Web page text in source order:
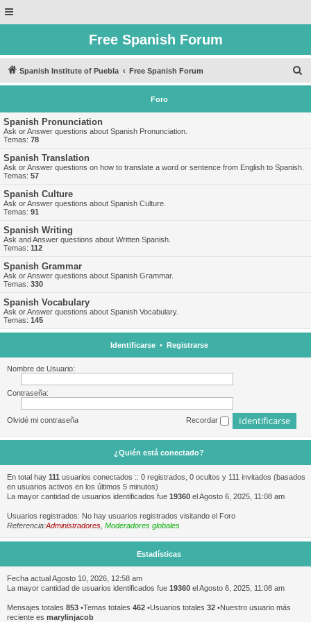
Free Spanish Forum
Spanish Institute of Puebla Free Spanish Forum
u
Foro
Spanish Pronunciation
Ask or Answer questions about Spanish Pronunciation.
Temas: 78
Spanish Translation
Ask or Answer questions on how to translate a word or sentence from English to Spanish.
Temas: 57
Spanish Culture
Ask or Answer questions about Spanish Culture.
Temas: 91
Spanish Writing
Ask and Answer questions about Written Spanish.
Temas: 112
Spanish Grammar
Ask or Answer questions about Spanish Grammar.
Temas: 330
Spanish Vocabulary
Ask or Answer questions about Spanish Vocabulary.
Temas: 145
Identificarse• Registrarse
Nombre de Usuario:
Contraseña:
Olvidé mi contraseña Recordar
¿Quién está conectado?
En total hay 111 usuarios conectados :: 0 registrados, 0 ocultos y 111 invitados (basados
en usuarios activos en los últimos 5 minutos)
La mayor cantidad de usuarios identificados fue 19360 el Agosto 6, 2025, 11:08 am
Usuarios registrados: No hay usuarios registrados visitando el Foro
Referencia:Administradores Moderadores globales
Estadísticas
Fecha actual Agosto 10, 2026, 12:58 am
La mayor cantidad de usuarios identificados fue 19360 el Agosto 6, 2025, 11:08 am
Mensajes totales 853 •Temas totales 462 •Usuarios totales 32 •Nuestro usuario más
reciente es marylinjacob